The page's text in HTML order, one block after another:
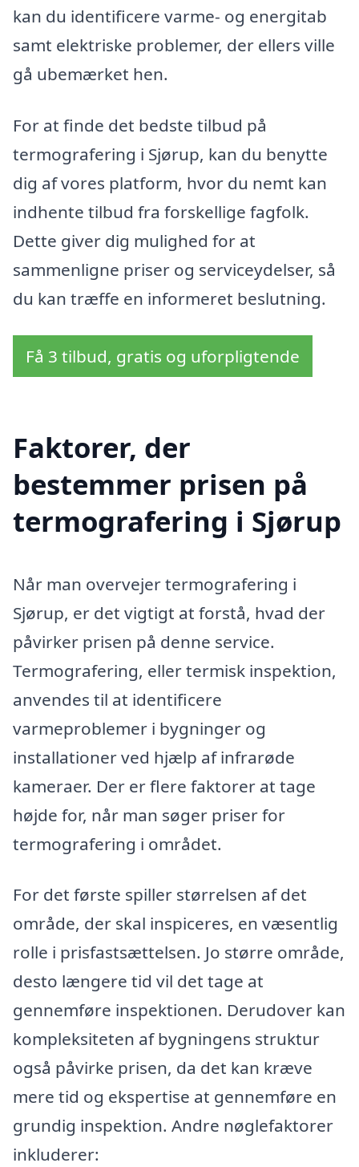
kan du identificere varme- og energitab
samt elektriske problemer, der ellers ville
gå ubemærket hen.
For at finde det bedste tilbud på
termografering i Sjørup, kan du benytte
dig af vores platform, hvor du nemt kan
indhente tilbud fra forskellige fagfolk.
Dette giver dig mulighed for at
sammenligne priser og serviceydelser, så
du kan træffe en informeret beslutning.
Få 3 tilbud, gratis og uforpligtende
Faktorer, der
bestemmer prisen på
termografering i Sjørup
Når man overvejer termografering i
Sjørup, er det vigtigt at forstå, hvad der
påvirker prisen på denne service.
Termografering, eller termisk inspektion,
anvendes til at identificere
varmeproblemer i bygninger og
installationer ved hjælp af infrarøde
kameraer. Der er flere faktorer at tage
højde for, når man søger priser for
termografering i området.
For det første spiller størrelsen af det
område, der skal inspiceres, en væsentlig
rolle i prisfastsættelsen. Jo større område,
desto længere tid vil det tage at
gennemføre inspektionen. Derudover kan
kompleksiteten af bygningens struktur
også påvirke prisen, da det kan kræve
mere tid og ekspertise at gennemføre en
grundig inspektion. Andre nøglefaktorer
inkluderer: